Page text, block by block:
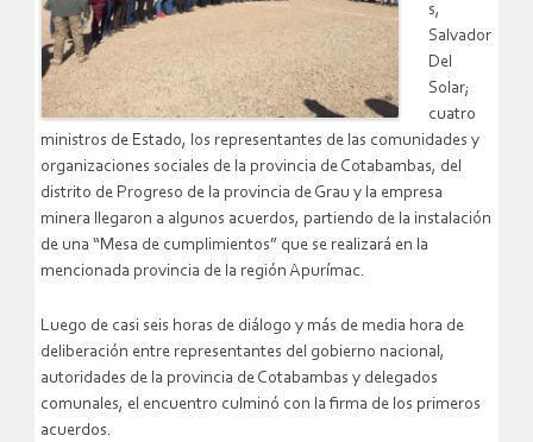
s,
Salvador
Del
Solar;
cuatro
ministros de Estado, los representantes de las comunidades y
organizaciones sociales de la provincia de Cotabambas, del
distrito de Progreso de la provincia de Grau y la empresa
minera llegaron a algunos acuerdos, partiendo de la instalación
de una “Mesa de cumplimientos” que se realizará en la
mencionada provincia de la región Apurímac.
Luego de casi seis horas de diálogo y más de media hora de
deliberación entre representantes del gobierno nacional,
autoridades de la provincia de Cotabambas y delegados
comunales, el encuentro culminó con la firma de los primeros
acuerdos.